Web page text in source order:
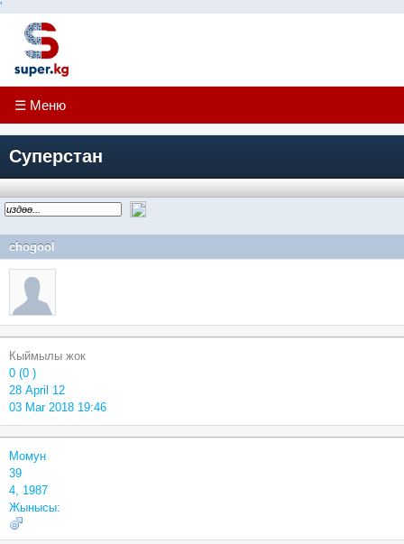
'
☰ Меню
Суперстан
chogool
Кыймылы жок
0 (0 )
28 April 12
03 Mar 2018 19:46
Момун
39
4, 1987
Жынысы: